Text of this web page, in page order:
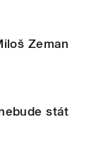
Zeman
stát